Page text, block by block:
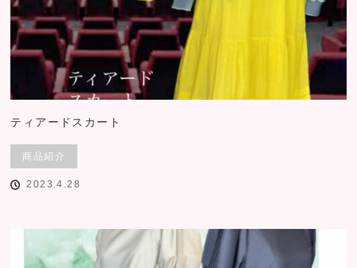
ティアードスカート
商品紹介
2023.4.28